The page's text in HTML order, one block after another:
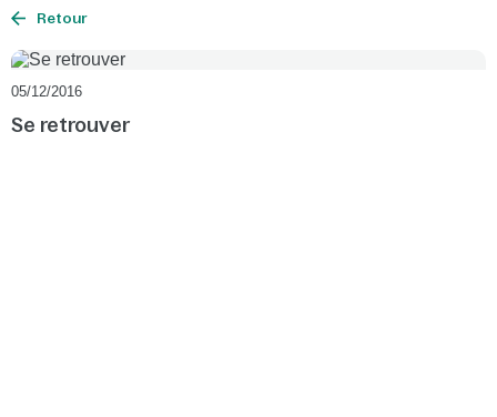
Retour
05/12/2016
Se retrouver